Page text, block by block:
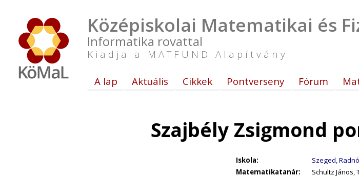
Középiskolai Matematikai és
Informatika rovattal
Kiadja a MATFUND Alapítvány
A lap Aktuális Cikkek Pontverseny Fórum
Szajbély Zsigmond
Iskola: Szeged,
Matematikatanár:
Schultz János,